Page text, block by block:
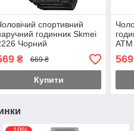
спортивний
годинник Skmei
Чорний
₴ 669 ₴
Купити
АТМ
569